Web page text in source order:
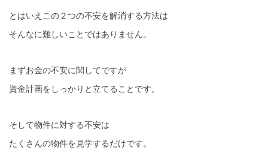
とはいえこの２つの不安を解消する方法は
そんなに難しいことではありません。
まずお金の不安に関してですが
資金計画をしっかりと立てることです。
そして物件に対する不安は
たくさんの物件を見学するだけです。